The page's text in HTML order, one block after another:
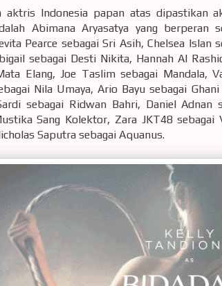
aktris Indonesia papan atas dipastikan
Abimana Aryasatya yang berperan
Pearce sebagai Sri Asih, Chelsea
sebagai Desti Nikita, Hannah Al
Elang, Joe Taslim sebagai Mandala,
Nila Umaya, Ario Bayu sebagai
sebagai Ridwan Bahri, Daniel Adnan
Sang Kolektor, Zara JKT48
Saputra sebagai Aquanus.